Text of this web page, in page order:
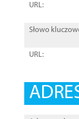
URL:
Słowo
URL: